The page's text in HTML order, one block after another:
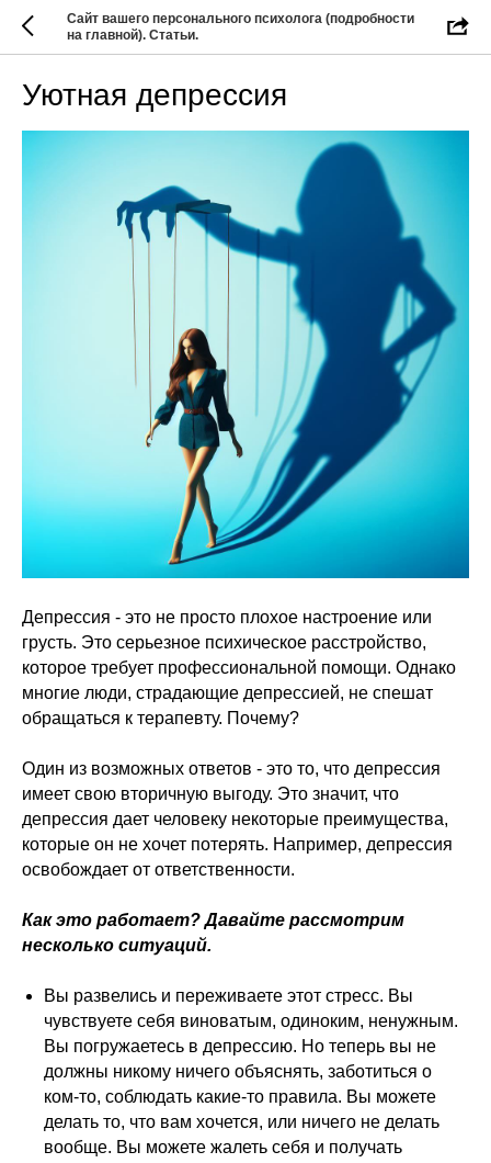
Сайт вашего персонального психолога (подробности
на главной). Статьи.
Уютная депрессия
Депрессия - это не просто плохое настроение или
грусть. Это серьезное психическое расстройство,
которое требует профессиональной помощи. Однако
многие люди, страдающие депрессией, не спешат
обращаться к терапевту. Почему?
Один из возможных ответов - это то, что депрессия
имеет свою вторичную выгоду. Это значит, что
депрессия дает человеку некоторые преимущества,
которые он не хочет потерять. Например, депрессия
освобождает от ответственности.
Как это работает? Давайте рассмотрим
несколько ситуаций.
Вы развелись и переживаете этот стресс. Вы
чувствуете себя виноватым, одиноким, ненужным.
Вы погружаетесь в депрессию. Но теперь вы не
должны никому ничего объяснять, заботиться о
ком-то, соблюдать какие-то правила. Вы можете
делать то, что вам хочется, или ничего не делать
вообще. Вы можете жалеть себя и получать